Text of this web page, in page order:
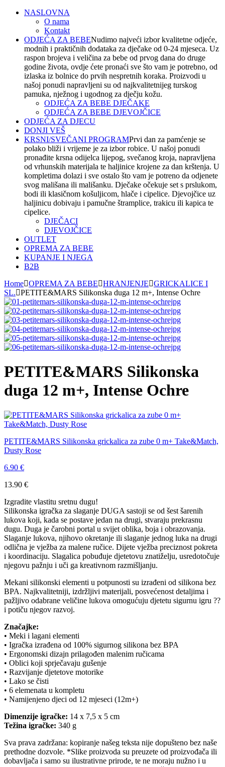
NASLOVNA
O nama
Kontakt
ODJEĆA ZA BEBENudimo najveći izbor kvalitetne odjeće,
modnih i praktičnih dodataka za dječake od 0-24 mjeseca. Uz
raspon brojeva i veličina za bebe od prvog dana do druge
godine života, ovdje ćete pronaći sve što vam je potrebno, od
izlaska iz bolnice do prvih nespretnih koraka. Proizvodi u
našoj ponudi napravljeni su od najkvalitetnijeg turskog
pamuka, nježnog i ugodnog za dječju kožu.
ODJEĆA ZA BEBE DJEČAKE
ODJEĆA ZA BEBE DJEVOJČICE
ODJEĆA ZA DJECU
DONJI VEŠ
KRSNI/SVEČANI PROGRAMPrvi dan za pamćenje se
polako bliži i vrijeme je za izbor robice. U našoj ponudi
pronađite krsna odijelca lijepog, svečanog kroja, napravljena
od vrhunskih materijala te haljinice krojene za dan krštenja. U
kompletima dolazi i sve ostalo što vam je potreno da odjenete
svog mališana ili mališanku. Dječake očekuje set s prslukom,
bodi ili klasičnom košuljicom, hlače i cipelice. Djevojčice uz
haljinicu dobivaju i pamučne štramplice, trakicu ili kapica te
cipelice.
DJEČACI
DJEVOJČICE
OUTLET
OPREMA ZA BEBE
KUPANJE I NJEGA
B2B
Home OPREMA ZA BEBE HRANJENJE
GRICKALICE I
SL.
PETITE&MARS Silikonska duga 12 m+, Intense Ochre
PETITE&MARS Silikonska
duga 12 m+, Intense Ochre
PETITE&MARS Silikonska grickalica za zube 0 m+ Take&Match,
Dusty Rose
6.90 €
13.90 €
Izgradite vlastitu sretnu dugu!
Silikonska igračka za slaganje DUGA sastoji se od šest šarenih
lukova koji, kada se postave jedan na drugi, stvaraju prekrasnu
dugu. Duga je čarobni portal u svijet oblika, boja i obrazovanja.
Slaganje lukova, njihovo okretanje ili slaganje jednog luka na drugi
odlična je vježba za malene ručice. Dijete vježba preciznost pokreta
i koordinaciju. Slagalica pobuđuje djetetovu znatiželju, usredotočuje
njegovu pažnju i uči ga kreativnom razmišljanju.
Mekani silikonski elementi u potpunosti su izrađeni od silikona bez
BPA. Najkvalitetniji, izdržljivi materijali, posvećenost detaljima i
pažljivo odabrane veličine lukova omogućuju djetetu sigurnu igru ??
i potiču njegov razvoj.
Značajke:
• Meki i lagani elementi
• Igračka izrađena od 100% sigurnog silikona bez BPA
• Ergonomski dizajn prilagođen malenim ručicama
• Oblici koji sprječavaju gušenje
• Razvijanje djetetove motorike
• Lako se čisti
• 6 elemenata u kompletu
• Namijenjeno djeci od 12 mjeseci (12m+)
Dimenzije igračke: 14 x 7,5 x 5 cm
Težina igračke: 340 g
Sva prava zadržana: kopiranje našeg teksta nije dopušteno bez naše
prethodne dozvole. *Slike proizvoda su preuzete od proizvođača ili
dobavljača i samo su ilustrativne prirode, te ne moraju nužno i u